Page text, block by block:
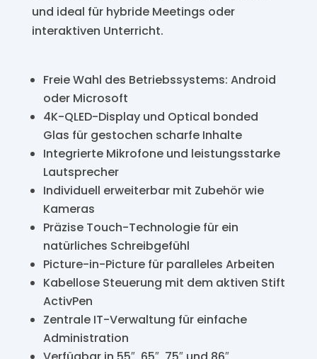
und ideal für hybride Meetings oder
interaktiven Unterricht.
Freie Wahl des Betriebssystems: Android
oder Microsoft
4K-QLED-Display und Optical bonded
Glas für gestochen scharfe Inhalte
Integrierte Mikrofone und leistungsstarke
Lautsprecher
Individuell erweiterbar mit Zubehör wie
Kameras
Präzise Touch-Technologie für ein
natürliches Schreibgefühl
Picture-in-Picture für paralleles Arbeiten
Kabellose Steuerung mit dem aktiven Stift
ActivPen
Zentrale IT-Verwaltung für einfache
Administration